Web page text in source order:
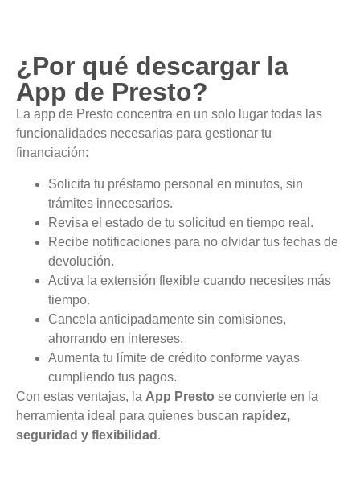
¿Por qué descargar la
App de Presto?
La app de Presto concentra en un solo lugar todas las
funcionalidades necesarias para gestionar tu
financiación:
Solicita tu préstamo personal en minutos, sin
trámites innecesarios.
Revisa el estado de tu solicitud en tiempo real.
Recibe notificaciones para no olvidar tus fechas de
devolución.
Activa la extensión flexible cuando necesites más
tiempo.
Cancela anticipadamente sin comisiones,
ahorrando en intereses.
Aumenta tu límite de crédito conforme vayas
cumpliendo tus pagos.
Con estas ventajas, la App Presto se convierte en la
herramienta ideal para quienes buscan rapidez,
seguridad y flexibilidad .